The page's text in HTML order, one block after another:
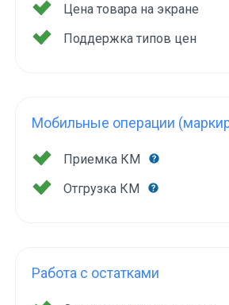
Цена товара на экране
Поддержка типов цен
Мобильные операции
Приемка КМ
Отгрузка КМ
Работа с остатками